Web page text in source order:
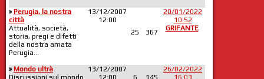
» Perugia, la nostra
città
Attualità, società,
storia, pregi e difetti
della nostra amata
Perugia...
13/12/2007
12:00
25
367
20/01/2022
10:52
GRIFANTE
» Mondo ultrà
Discussioni sul mondo
13/12/2007
12:00
6 145
26/02/2022
16:03